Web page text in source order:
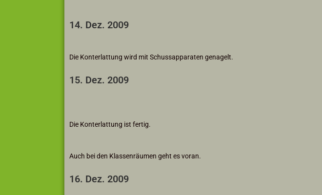
14. Dez. 2009
Die Konterlattung wird mit Schussapparaten genagelt.
15. Dez. 2009
Die Konterlattung ist fertig.
Auch bei den Klassenräumen geht es voran.
16. Dez. 2009